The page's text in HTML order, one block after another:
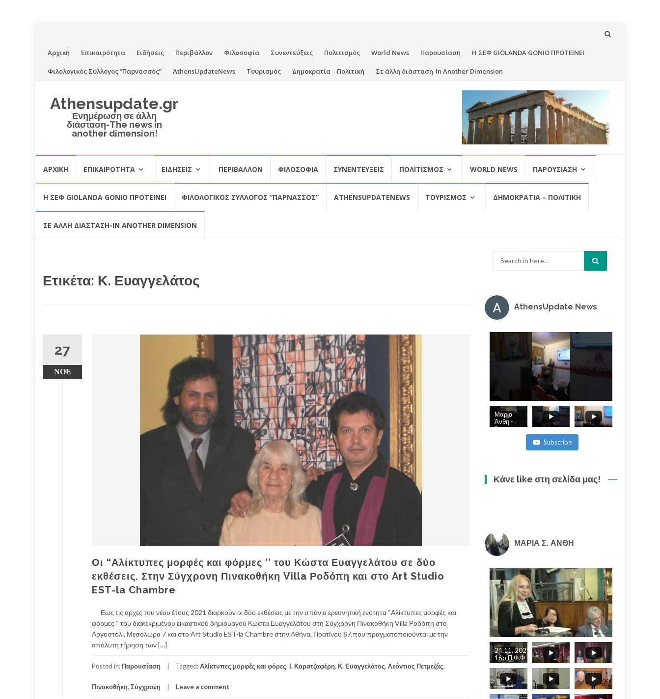
Skip
to
Αρχική Επικαιρότητα Ειδήσεις Περιβάλλον Φιλοσοφία Συνεντεύξεις Πολιτισμός World News Παρουσίαση Η ΣΕΦ GIOLANDA GONIO ΠΡΟΤΕΙΝΕΙ
Φιλολογικός Σύλλογος ”Παρνασσός” AthensUpdateNews Τουρισμός Δημοκρατία – Πολιτική Σε άλλη διάσταση-In Another Dimension
Athensupdate.gr
Ενημέρωση σε άλλη
διάσταση-The news in
another dimension!
content
ΑΡΧΙΚΉ ΕΠΙΚΑΙΡΌΤΗΤΑ ΕΙΔΉΣΕΙΣ ΠΕΡΙΒΆΛΛΟΝ ΦΙΛΟΣΟΦΊΑ ΣΥΝΕΝΤΕΎΞΕΙΣ ΠΟΛΙΤΙΣΜΌΣ WORLD NEWS ΠΑΡΟΥΣΊΑΣΗ
Η ΣΕΦ GIOLANDA GONIO ΠΡΟΤΕΙΝΕΙ ΦΙΛΟΛΟΓΙΚΌΣ ΣΎΛΛΟΓΟΣ ”ΠΑΡΝΑΣΣΌΣ” ATHENSUPDATENEWS ΤΟΥΡΙΣΜΌΣ ΔΗΜΟΚΡΑΤΊΑ – ΠΟΛΙΤΙΚΉ
ΣΕ ΆΛΛΗ ΔΙΆΣΤΑΣΗ-IN ANOTHER DIMENSION
Ετικέτα: Κ. Ευαγγελάτος
27
ΝΟΈ
Οι “Αλίκτυπες μορφές και φόρμες ’’ του Κώστα Ευαγγελάτου σε δύο
εκθέσεις. Στην Σύγχρονη Πινακοθήκη Villa Ροδόπη και στο Art Studio
EST-la Chambre
Εως τις αρχές του νέου έτους 2021 διαρκούν οι δύο εκθέσεις με την σπάνια ερευνητική ενότητα “Αλίκτυπες μορφές και
φόρμες ’’ του διακεκριμένου εικαστικού δημιουργού Κώστα Ευαγγελάτου στη Σύγχρονη Πινακοθήκη Villa Ροδόπη στο
Αργοστόλι, Μεσολωρα 7 και στο Art Studio EST-la Chambre στην Αθήνα, Πρατίνου 87,που πραγματοποιούνται με την
απόλυτη τήρηση των […]
Posted in: Παρουσίαση Tagged:Αλίκτυπες μορφές και φόρες, Ι. Καρατζαφέρη, Κ. Ευαγγελάτος, Λεόντιος Πετμεζάς,
Πινακοθήκη, Σύγχρονη Leave a comment
AthensUpdate News
Μαρία
Άνθη -
Άπωση, η
Subscribe
Κάνε like στη σελίδα μας!
ΜΑΡΙΑ Σ. ΑΝΘΗ
24.11. 2025
16o Π.Φ.Φ
ΑΝΘΗ ΜΑΡΙΑ -
ANTHI MARIA
WORLD
PHILOSOFICAL
FORUM.